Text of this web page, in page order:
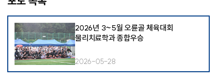
2026년 3~5월 오륜골 체육대회
물리치료학과 종합우승
2026-05-28